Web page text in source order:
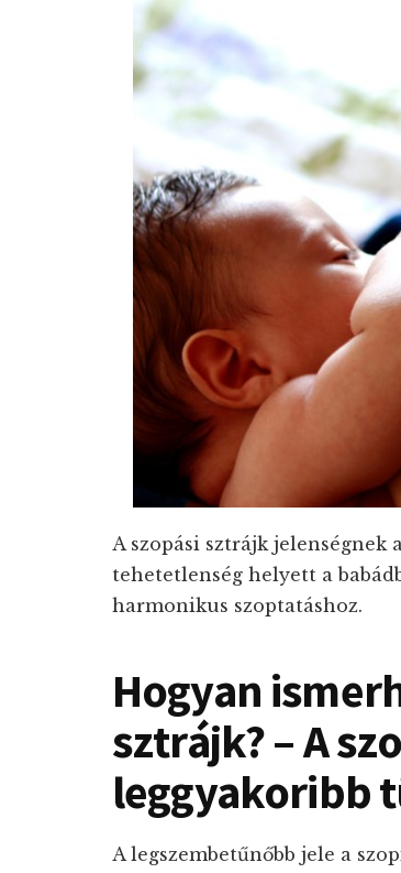
A szopási sztrájk jelenségnek
tehetetlenség helyett a
harmonikus szoptatáshoz.
Hogyan
sztrájk? – A
leggyakoribb
A legszembetűnőbb jele a